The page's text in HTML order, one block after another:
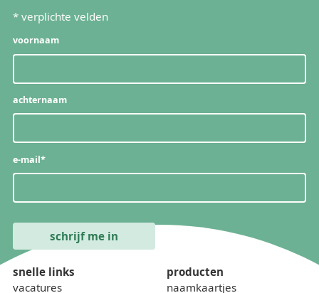
* verplichte velden
voornaam
achternaam
e-mail*
snelle links
vacatures
producten
naamkaartjes